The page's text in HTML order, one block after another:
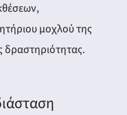
μοχλού της
δραστηριότητας.